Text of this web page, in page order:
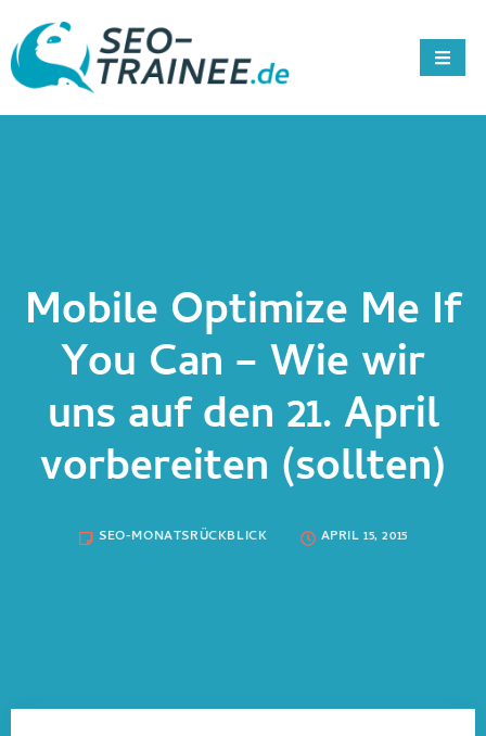
Mobile Optimize Me If
You Can – Wie wir
uns auf den 21. April
vorbereiten (sollten)
SEO-MONATSRÜCKBLICK APRIL 15, 2015